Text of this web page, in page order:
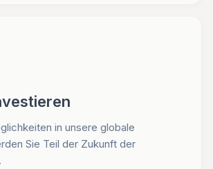
in unsere globale
Sie Teil der Zukunft der